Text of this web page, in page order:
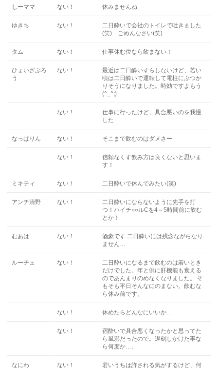
しーママ ない！ 休みませんね
ゆきち ない！
二日酔いで会社のトイレで吐きました
(笑) ごめんなさい(笑)
タム ない！ 仕事休む位なら飲まない！
ひょいざぶろ
う
ない！
最近は二日酔いすらしないけど、若い
頃は二日酔いで運転して電柱にぶつか
りそうになりました。時効ですよもう
(^_^;)
ない！
仕事に行ったけど、具合悪いのを我慢
した
なっぱりん ない！ そこまで飲むのはダメさー
ない！
信頼なくす飲み方は良くないと思いま
す！
ミキティ ない！ 二日酔いで休んでみたい(笑)
アンチ清野 ない！
二日酔いにならないように先手を打
つ！ハイチ○○ルCを4～5時間前に飲む
とか！
むあは ない！
酒豪です 二日酔いには残念ながらなり
ません…
ルーチェ ない！
二日酔いになるまで飲むのは若いとき
だけでした。年と供に肝機能も衰える
のであんまりのめなくなりました。 そ
もそも平日そんなにのまない。飲むな
ら休み前です。
ない！ 休めたらどんなにいいか…
ない！
宿酔いで具合悪くなったかと思ってた
ら風邪だったので。遅刻しかけた事な
ら何度か…。
なにわ ない！
若いうちは許される気がするけど、何